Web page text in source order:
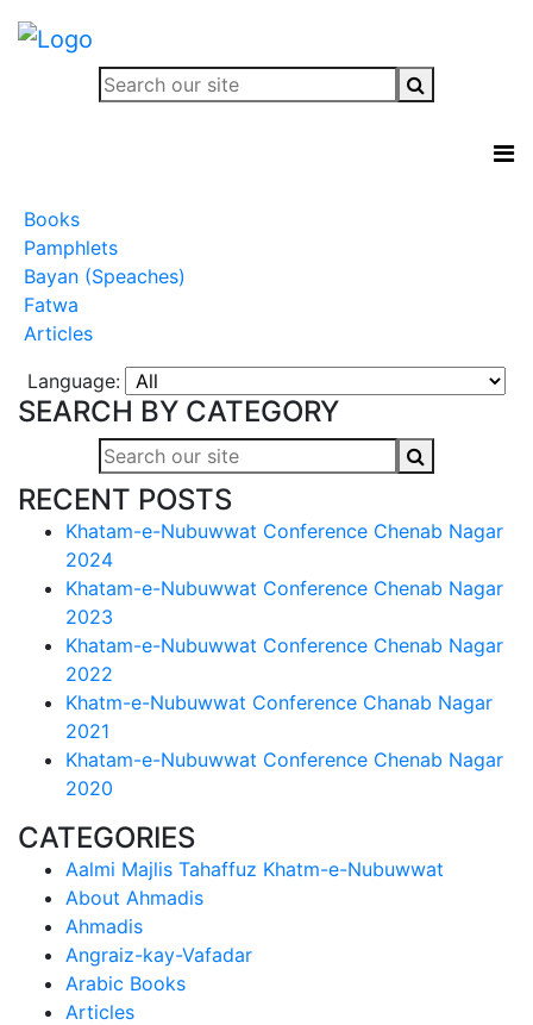
Books
Pamphlets
Bayan (Speaches)
Fatwa
Articles
Language:
SEARCH BY CATEGORY
RECENT POSTS
Khatam-e-Nubuwwat Conference Chenab Nagar
2024
Khatam-e-Nubuwwat Conference Chenab Nagar
2023
Khatam-e-Nubuwwat Conference Chenab Nagar
2022
Khatm-e-Nubuwwat Conference Chanab Nagar
2021
Khatam-e-Nubuwwat Conference Chenab Nagar
2020
CATEGORIES
Aalmi Majlis Tahaffuz Khatm-e-Nubuwwat
About Ahmadis
Ahmadis
Angraiz-kay-Vafadar
Arabic Books
Articles